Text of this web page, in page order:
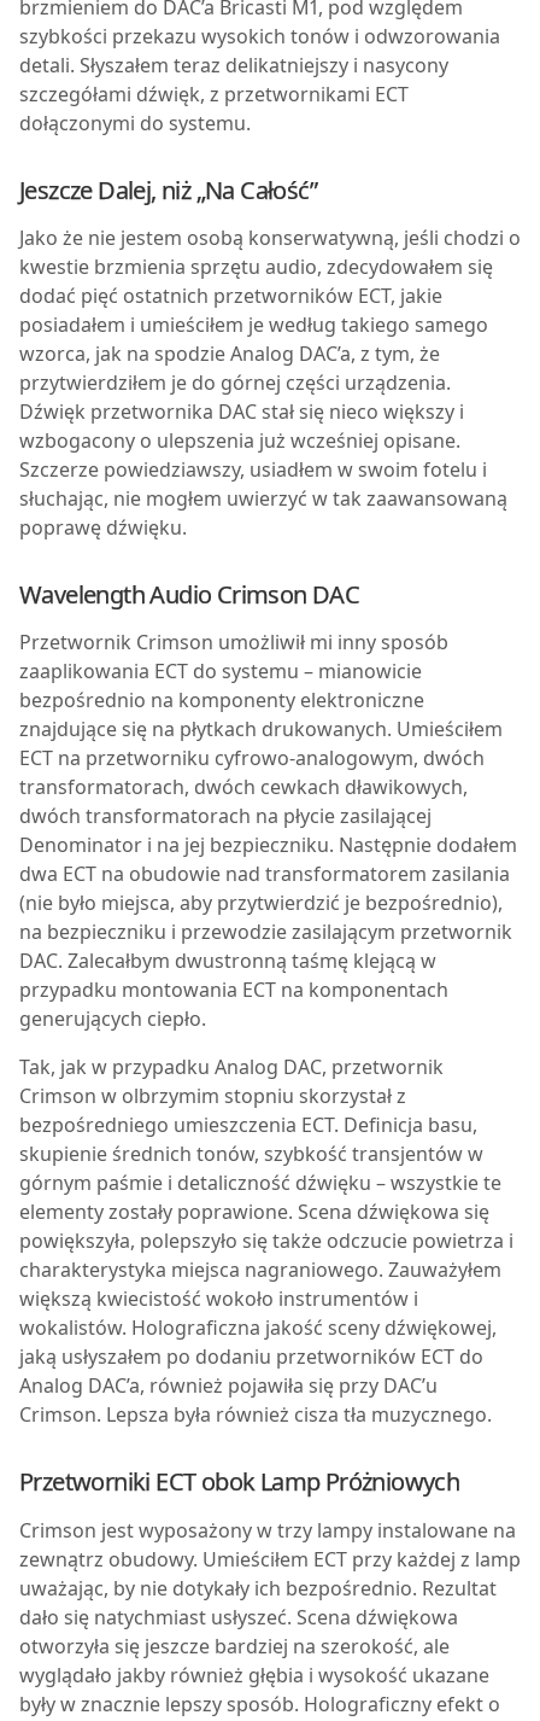
brzmieniem do DAC’a Bricasti M1, pod względem
szybkości przekazu wysokich tonów i odwzorowania
detali. Słyszałem teraz delikatniejszy i nasycony
szczegółami dźwięk, z przetwornikami ECT
dołączonymi do systemu.
Jeszcze Dalej, niż „Na Całość”
Jako że nie jestem osobą konserwatywną, jeśli chodzi o
kwestie brzmienia sprzętu audio, zdecydowałem się
dodać pięć ostatnich przetworników ECT, jakie
posiadałem i umieściłem je według takiego samego
wzorca, jak na spodzie Analog DAC’a, z tym, że
przytwierdziłem je do górnej części urządzenia.
Dźwięk przetwornika DAC stał się nieco większy i
wzbogacony o ulepszenia już wcześniej opisane.
Szczerze powiedziawszy, usiadłem w swoim fotelu i
słuchając, nie mogłem uwierzyć w tak zaawansowaną
poprawę dźwięku.
Wavelength Audio Crimson DAC
Przetwornik Crimson umożliwił mi inny sposób
zaaplikowania ECT do systemu – mianowicie
bezpośrednio na komponenty elektroniczne
znajdujące się na płytkach drukowanych. Umieściłem
ECT na przetworniku cyfrowo-analogowym, dwóch
transformatorach, dwóch cewkach dławikowych,
dwóch transformatorach na płycie zasilającej
Denominator i na jej bezpieczniku. Następnie dodałem
dwa ECT na obudowie nad transformatorem zasilania
(nie było miejsca, aby przytwierdzić je bezpośrednio),
na bezpieczniku i przewodzie zasilającym przetwornik
DAC. Zalecałbym dwustronną taśmę klejącą w
przypadku montowania ECT na komponentach
generujących ciepło.
Tak, jak w przypadku Analog DAC, przetwornik
Crimson w olbrzymim stopniu skorzystał z
bezpośredniego umieszczenia ECT. Definicja basu,
skupienie średnich tonów, szybkość transjentów w
górnym paśmie i detaliczność dźwięku – wszystkie te
elementy zostały poprawione. Scena dźwiękowa się
powiększyła, polepszyło się także odczucie powietrza i
charakterystyka miejsca nagraniowego. Zauważyłem
większą kwiecistość wokoło instrumentów i
wokalistów. Holograficzna jakość sceny dźwiękowej,
jaką usłyszałem po dodaniu przetworników ECT do
Analog DAC’a, również pojawiła się przy DAC’u
Crimson. Lepsza była również cisza tła muzycznego.
Przetworniki ECT obok Lamp Próżniowych
Crimson jest wyposażony w trzy lampy instalowane na
zewnątrz obudowy. Umieściłem ECT przy każdej z lamp
uważając, by nie dotykały ich bezpośrednio. Rezultat
dało się natychmiast usłyszeć. Scena dźwiękowa
otworzyła się jeszcze bardziej na szerokość, ale
wyglądało jakby również głębia i wysokość ukazane
były w znacznie lepszy sposób. Holograficzny efekt o